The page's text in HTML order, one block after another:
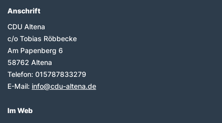
Anschrift
CDU Altena
c/o Tobias Röbbecke
Am Papenberg 6
58762 Altena
Telefon: 015787833279
E-Mail: info@cdu-altena.de
Im Web